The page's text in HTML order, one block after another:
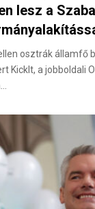
lesz a
osztrák államfő
Kicklt, a jobboldali